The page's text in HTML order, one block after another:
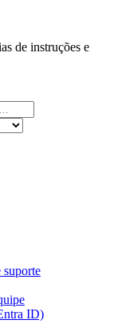
de instruções e
suporte
ID)